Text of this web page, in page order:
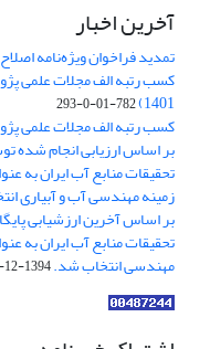
آخرین اخبار
تمدید فراخوان ویژه‌نامه
1401)
782-01-0-293
کسب رتبه الف مجلات علمی
تحقیقات منابع آب ایران به
زمینه مهندسی آب و آبیاری
بر اساس آخرین ارزشیابی
تحقیقات منابع آب ایران به
مهندسی انتخاب شد.1394-12-25